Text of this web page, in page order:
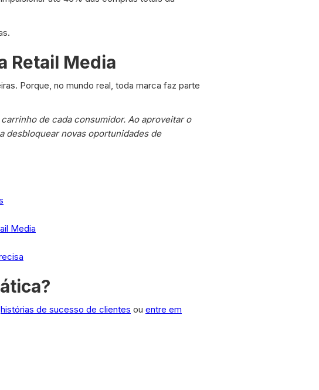
Retail Media
Porque, no mundo real, toda marca faz parte
de cada consumidor. Ao aproveitar o
desbloquear novas oportunidades de
Media
histórias de sucesso de clientes ou entre em